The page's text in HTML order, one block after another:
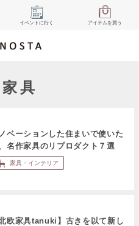
イベント に行く アイテムを買う
具
ベーションした住まいで使いた
名作家具のリプロダクト７選
家具・インテリア
北欧家具tanuki】古きを以て新し